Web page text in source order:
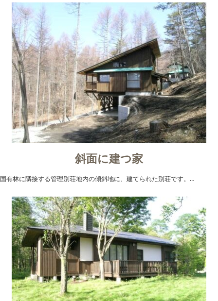
斜面に建つ家
国有林に隣接する管理別荘地内の傾斜地に、建てられた別荘です。…